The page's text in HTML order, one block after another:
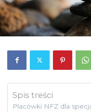
Spis treści
Placówki NFZ dla